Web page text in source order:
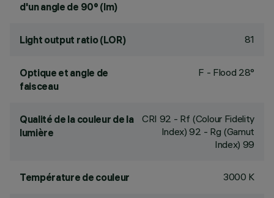
d'un angle de 90° (lm)
Light output ratio (LOR) 81
Optique et angle de
faisceau
F - Flood 28°
Qualité de la couleur de la
lumière
CRI 92 - Rf (Colour Fidelity
Index) 92 - Rg (Gamut
Index) 99
Température de couleur 3000 K